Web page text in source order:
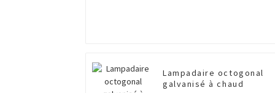
Lampadaire octogonal
galvanisé à chaud